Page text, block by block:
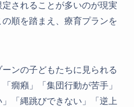
されることが多いのが現実
順を踏まえ、療育プランを
ンの子どもたちに見られる
癇癪」「集団行動が苦手」
」「縄跳びできない」「逆上